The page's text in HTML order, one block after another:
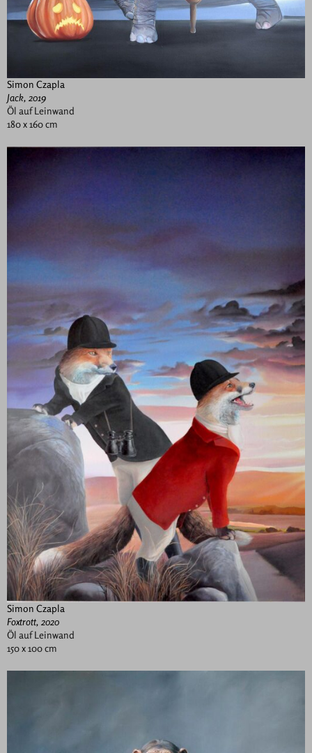
Simon Czapla
Jack, 2019
Öl auf Leinwand
180 x 160 cm
Simon Czapla
Foxtrott, 2020
Öl auf Leinwand
150 x 100 cm